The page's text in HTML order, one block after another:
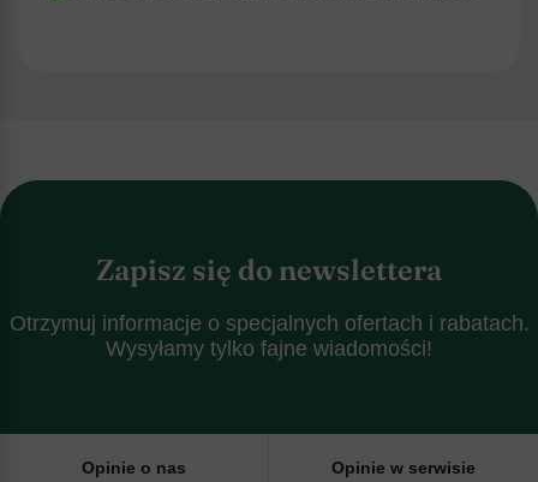
Zapisz się do newslettera
Otrzymuj informacje o specjalnych ofertach i rabatach.
Wysyłamy tylko fajne wiadomości!
Opinie o nas Opinie w serwisie